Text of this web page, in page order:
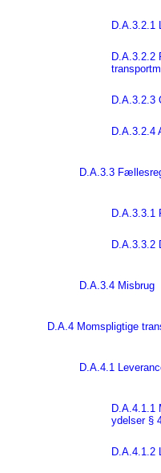
D.A.3.2.1
D.A.3.2.2
D.A.3.2.3
D.A.3.2.4
D.A.3.3
D.A.3.3.1
D.A.3.3.2
D.A.3.4 Misbrug
D.A.4 Momspligtige
D.A.4.1
D.A.4.1.1
ydelser §
D.A.4.1.2